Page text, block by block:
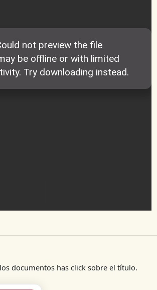
documentos has click sobre el título.